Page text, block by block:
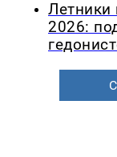
Летники
2026: